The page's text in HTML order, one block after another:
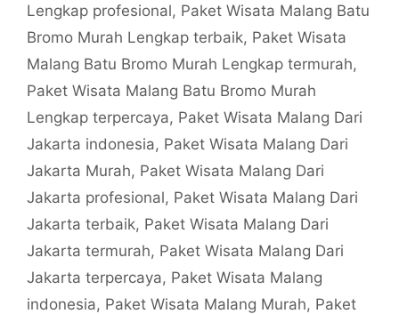
Lengkap profesional, Paket Wisata Malang Batu
Bromo Murah Lengkap terbaik, Paket Wisata
Malang Batu Bromo Murah Lengkap termurah,
Paket Wisata Malang Batu Bromo Murah
Lengkap terpercaya, Paket Wisata Malang Dari
Jakarta indonesia, Paket Wisata Malang Dari
Jakarta Murah, Paket Wisata Malang Dari
Jakarta profesional, Paket Wisata Malang Dari
Jakarta terbaik, Paket Wisata Malang Dari
Jakarta termurah, Paket Wisata Malang Dari
Jakarta terpercaya, Paket Wisata Malang
indonesia, Paket Wisata Malang Murah, Paket